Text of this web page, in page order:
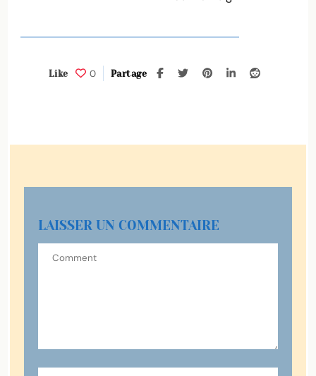
0
Like Partage
LAISSER UN COMMENTAIRE